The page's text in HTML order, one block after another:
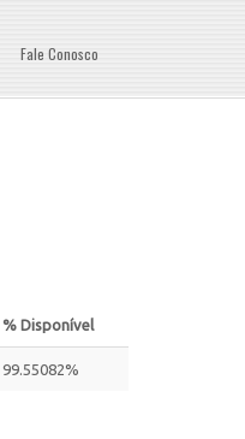
Fale Conosco
% Disponível
99.55082%